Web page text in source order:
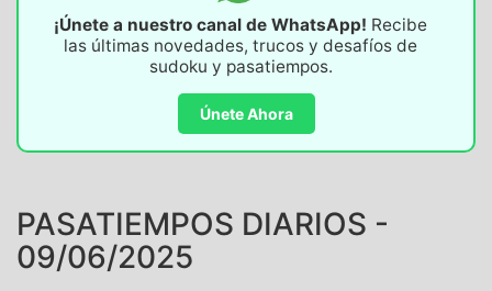
¡Únete a nuestro canal de WhatsApp! Recibe
las últimas novedades, trucos y desafíos de
sudoku y pasatiempos.
Únete Ahora
PASATIEMPOS DIARIOS -
09/06/2025